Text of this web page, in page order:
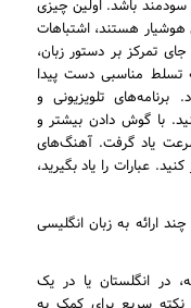
باشد. اولین چیزی
هستند، اشتباهات
تمرکز بر دستور زبان،
تسلط مناسبی دست پیدا
تلویزیونی و
با گوش دادن بیشتر و
یاد گرفت. آهنگ‌های
عبارات را یاد بگیرید،
ارائه به زبان انگلیسی
در انگلستان یا در یک